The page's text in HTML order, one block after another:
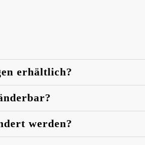
erhältlich?
werden?